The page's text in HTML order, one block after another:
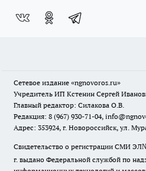
Сетевое издание «ngnovoros.ru»
Учредитель ИП Кстенин Сергей
Главный редактор: Силакова О.В.
Редакция: 8 (967) 930-71-04,
Адрес: 353924, г. Новороссийск, ул.
Свидетельство о регистрации СМИ
г. выдано Федеральной службой по